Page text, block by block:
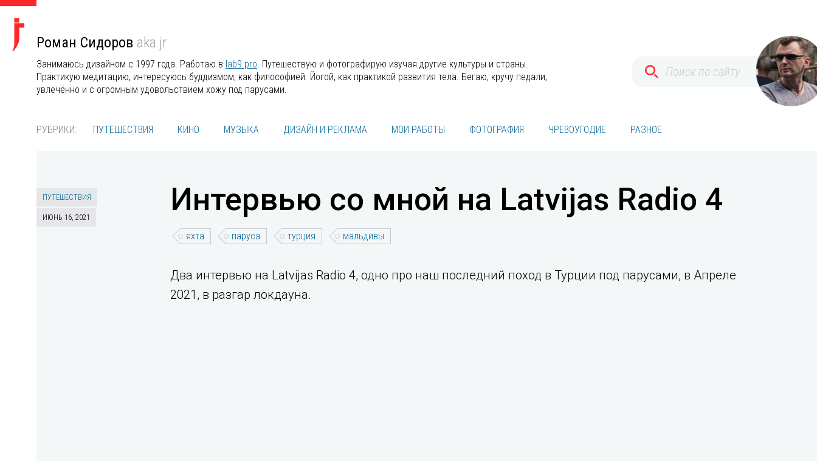
Роман Сидоров aka jr
Занимаюсь дизайном с 1997 года. Работаю в lab9.pro. Путешествую и фотографирую изучая другие культуры и страны.
Практикую медитацию, интересуюсь буддизмом, как философией. Йогой, как практикой развития тела. Бегаю, кручу педали,
увлечённо и с огромным удовольствием хожу под парусами.
РУБРИКИ: ПУТЕШЕСТВИЯ КИНО МУЗЫКА ДИЗАЙН И РЕКЛАМА МОИ РАБОТЫ ФОТОГРАФИЯ ЧРЕВОУГОДИЕ РАЗНОЕ
ПУТЕШЕСТВИЯ
ИЮНЬ 16, 2021 Интервью со мной на Latvijas Radio 4
яхта паруса турция мальдивы
Два интервью на Latvijas Radio 4, одно про наш последний поход в Турции под парусами, в Апреле
2021, в разгар локдауна.